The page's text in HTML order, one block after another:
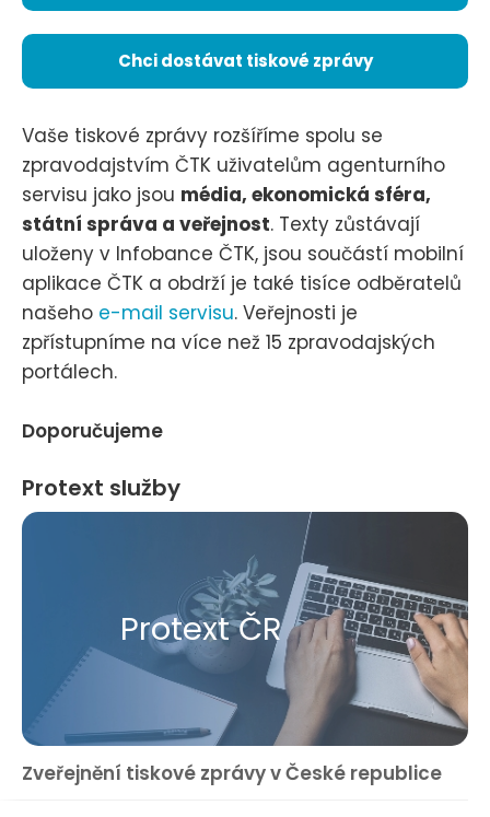
Chci dostávat tiskové zprávy
Vaše tiskové zprávy rozšíříme spolu se
zpravodajstvím ČTK uživatelům agenturního
servisu jako jsou média, ekonomická sféra,
státní správa a veřejnost. Texty zůstávají
uloženy v Infobance ČTK, jsou součástí mobilní
aplikace ČTK a obdrží je také tisíce odběratelů
našeho e-mail servisu. Veřejnosti je
zpřístupníme na více než 15 zpravodajských
portálech.
Doporučujeme
Protext služby
Protext ČR
Zveřejnění tiskové zprávy v České republice